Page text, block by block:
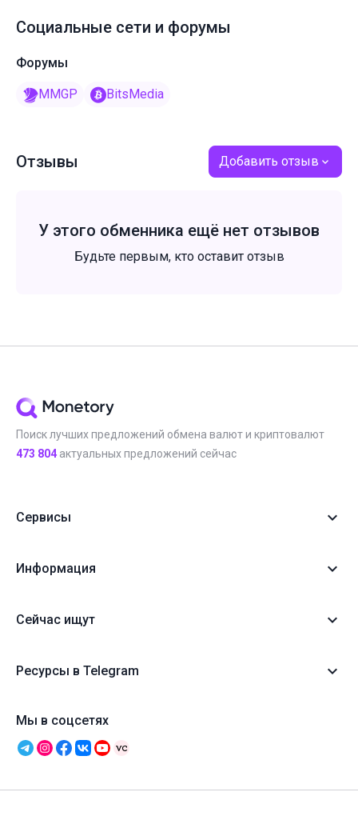
Социальные сети и форумы
Форумы
MMGP BitsMedia
Отзывы Добавить отзыв
У этого обменника ещё нет отзывов
Будьте первым, кто оставит отзыв
Поиск лучших предложений обмена валют и криптовалют
473 804 актуальных предложений сейчас
Сервисы
Информация
Сейчас ищут
Ресурсы в Telegram
Мы в соцсетях